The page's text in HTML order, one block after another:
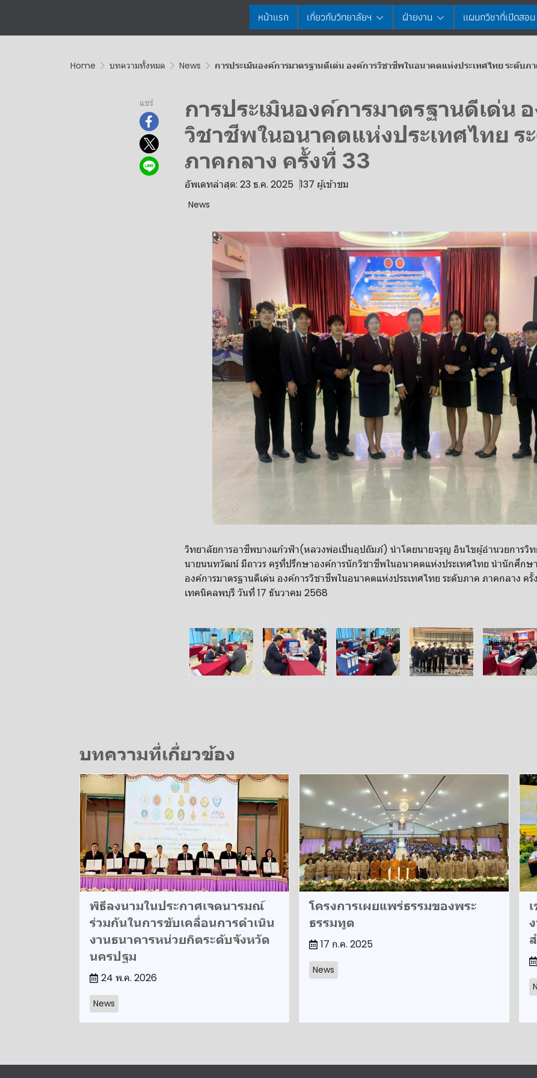
หน้าแรก เกี่ยวกับวิทยาลัยฯ ฝ่ายงาน แผนกวิชาที่เปิดสอน
Home บทความทั้งหมด News การประเมินองค์การมาตรฐานดีเด่น องค์การวิชาชีพในอนาคตแห่งประเทศไทย ระดับภ
แชร์
การประเมินองค์การมาตรฐานดีเด่น
วิชาชีพในอนาคตแห่งประเทศไทย ร
ภาคกลาง ครั้งที่ 33
อัพเดทล่าสุด: 23 ธ.ค. 2025 137 ผู้เข้าชม
News
วิทยาลัยการอาชีพ​บางแก้ว​ฟ้า​(หลวงพ่อ​เปิ่น​อุปถัมภ์)​ นำโดยนายจรูญ​ อินไข​ผู้​อำนวยการ​วิ
นายนนทวัฒน์​ มีถาวร​ ครูที่ปรึก​ษาองค์การ​นักวิชาชีพในอนาคตแห่งประเทศไทย​ นำนักศึกษา
องค์การมาตรฐานดีเด่น องค์การวิชาชีพในอนาคตแห่งประเทศไทย ระดับภาค ภาคกลาง ค
เทคนิคลพบุรี​ วันที่​ 17​ ธันวาคม​ 2568
บทความที่เกี่ยวข้อง
พิธีลงนามในประกาศเจตนารมณ์
ร่วมกันในการขับเคลื่อนการดำเนิน
งานธนาคารหน่วยกิตระดับจังหวัด
นครปฐม
24 พ.ค. 2026
News
โครงการเผยแพร่ธรรมของพระ
ธรรมทูต
17 ก.ค. 2025
News